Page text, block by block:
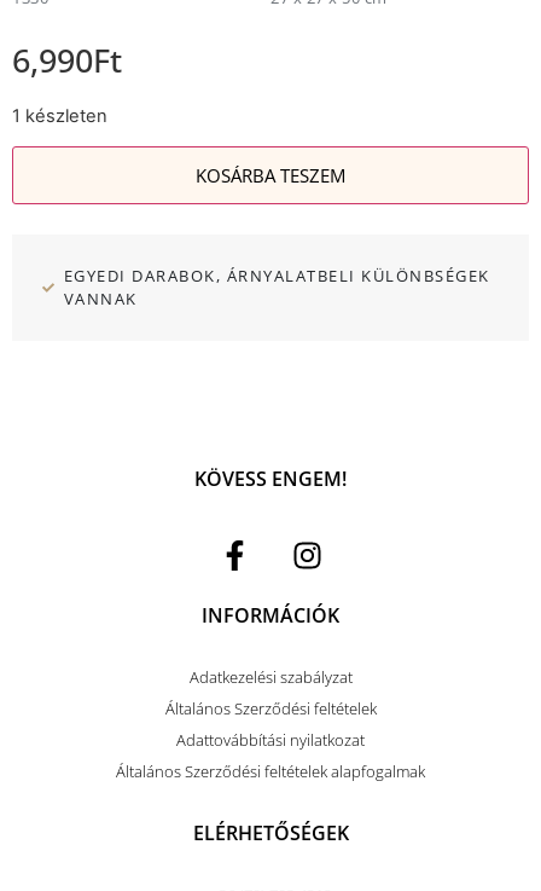
6,990Ft
1 készleten
KOSÁRBA TESZEM
EGYEDI DARABOK, ÁRNYALATBELI KÜLÖNBSÉGEK
VANNAK
KÖVESS ENGEM!
INFORMÁCIÓK
Adatkezelési szabályzat
Általános Szerződési feltételek
Adattovábbítási nyilatkozat
Általános Szerződési feltételek alapfogalmak
ELÉRHETŐSÉGEK